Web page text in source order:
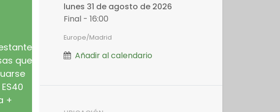
que
+
lunes 31 de agosto de 2026
Final - 16:00
Europe/Madrid
Añadir al calendario